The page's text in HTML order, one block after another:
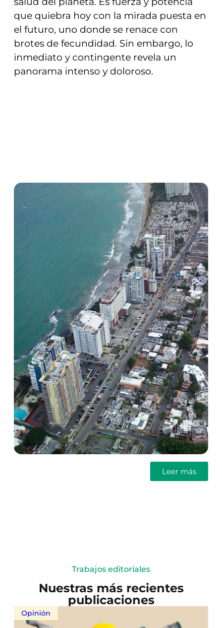
que quiebra hoy con la mirada puesta en
el futuro, uno donde se renace con
brotes de fecundidad. Sin embargo, lo
inmediato y contingente revela un
panorama intenso y doloroso.
Leer más
Trabajos editoriales
Nuestras más recientes
publicaciones
Opinión